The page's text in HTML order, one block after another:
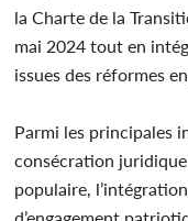
la Charte de la
mai 2024 tout en
issues des réformes
Parmi les principales
consécration
populaire,